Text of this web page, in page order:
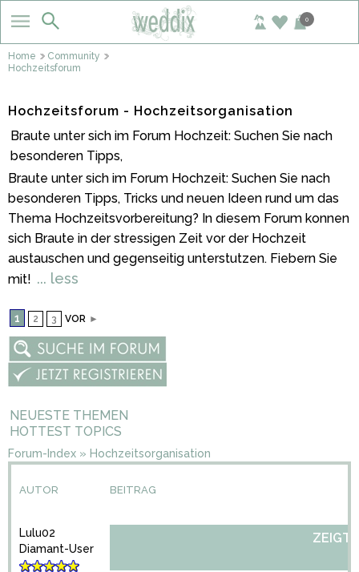
0
Home
Community
Hochzeitsforum
Hochzeitsforum - Hochzeitsorganisation
Braute unter sich im Forum Hochzeit: Suchen Sie nach
besonderen Tipps,
Braute unter sich im Forum Hochzeit: Suchen Sie nach
besonderen Tipps, Tricks und neuen Ideen rund um das
Thema Hochzeitsvorbereitung? In diesem Forum konnen
sich Braute in der stressigen Zeit vor der Hochzeit
austauschen und gegenseitig unterstutzen. Fiebern Sie
mit! ... less
1 2 3 VOR ►
NEUESTE THEMEN
HOTTEST TOPICS
Forum-Index » Hochzeitsorganisation
AUTOR BEITRAG
Lulu02
Diamant-User
ZEIGT